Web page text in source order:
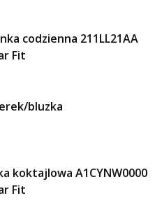
codzienna 211LL21AA
Fit
bluzka
koktajlowa A1CYNW0000
Fit